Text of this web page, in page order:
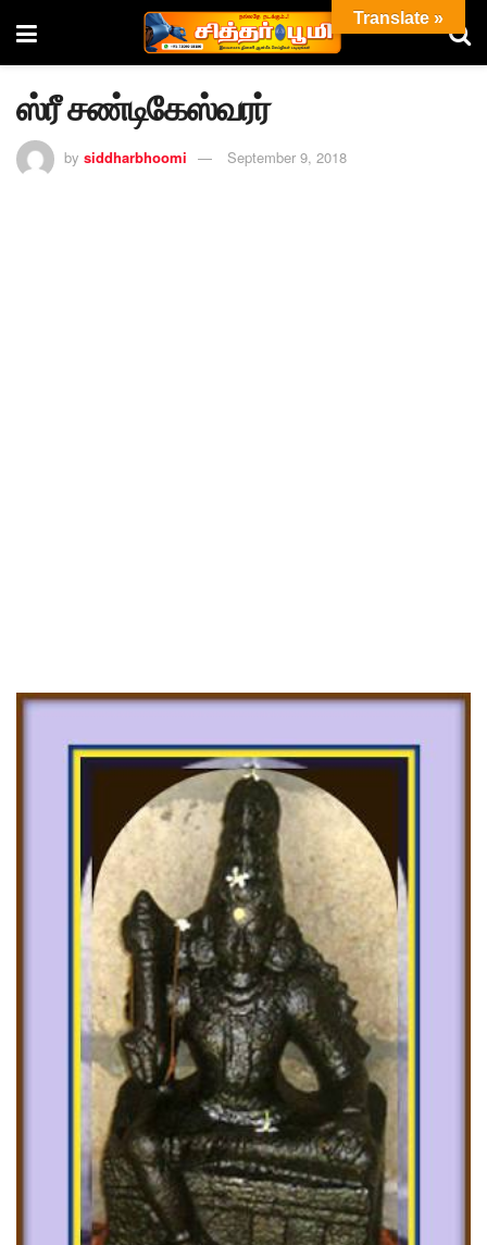
ஸ்ரீ சண்டிகேஸ்வரர்
by siddharbhoomi September 9, 2018
Translate »